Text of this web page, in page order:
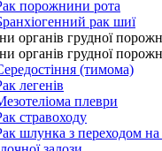
порожнини рота
рак шиї
органів грудної
органів грудної
(тимома)
легенів
плеври
стравоходу
шлунка з переходом на